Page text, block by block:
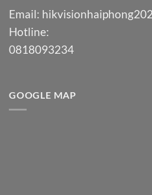
Email:
Hotline:
0818093234
GOOGLE MAP